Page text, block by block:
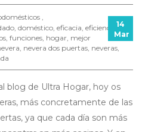
,
doméstico eficacia eficiencia
,
funciones hogar mejor
nevera dos puertas neveras
14
Mar
blog de Ultra Hogar, hoy os
más concretamente de las
ya que cada día son más